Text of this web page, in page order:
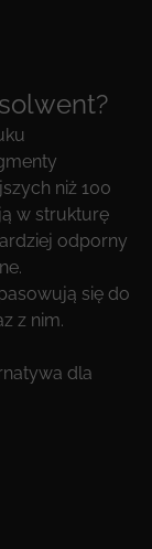
niż 100
w strukturę
odporny
się do
z nim.
dla